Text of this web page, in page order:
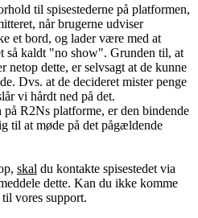
til spisestederne på platformen,
når brugerne udviser
et bord, og lader være med at
så kaldt "no show". Grunden til, at
netop dette, er selvsagt at de kunne
Dvs. at de decideret mister penge
vi hårdt ned på det.
R2Ns platforme, er den bindende
til at møde på det pågældende
skal du kontakte spisestedet via
dette. Kan du ikke komme
vores support.